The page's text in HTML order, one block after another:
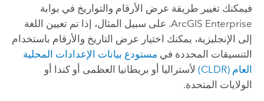
فيمكنك تغيير طريقة عرض الأرقام والتواريخ في بوابة
ArcGIS Enterprise. على سبيل المثال، إذا تم تعيين اللغة
إلى الإنجليزية، يمكنك اختيار عرض التاريخ والأرقام باستخدام
التنسيقات المحددة في مستودع بيانات الإعدادات المحلية
العام (CLDR)
لأستراليا أو بريطانيا العظمى أو كندا أو
الولايات المتحدة.